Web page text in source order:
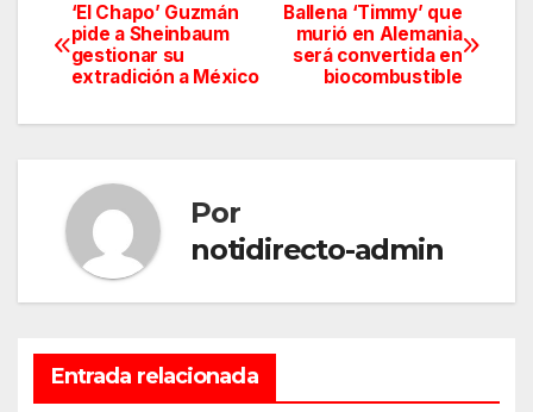
Navegación
de
entradas
Ballena ‘Timmy’ que
murió en Alemania
será convertida en
biocombustible
‘El Chapo’ Guzmán
pide a Sheinbaum
gestionar su
extradición a México
Por
notidirecto-admin
Entrada relacionada